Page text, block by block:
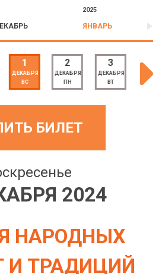
2025
ЯНВАРЬ
1
ДЕКАБРЯ
ВС
2
ДЕКАБРЯ
ПН
3
ДЕКАБРЯ
ВТ
БИЛЕТ
2024
НАРОДНЫХ
И ТРАДИЦИЙ